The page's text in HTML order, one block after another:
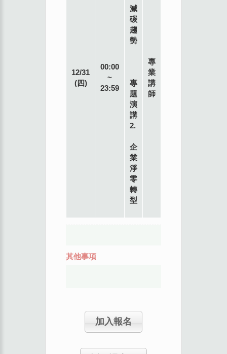
12/31
(四)
00:00
~
23:59
減
碳
趨
勢
專
題
演
講
2.
企
業
淨
零
轉
型
專
業
講
師
其他事項
加入報名